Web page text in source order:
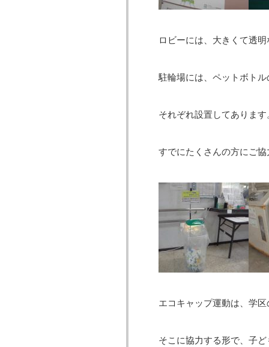
ロビーには、大きくて透
駐輪場には、ペットボト
それぞれ設置してあります
すでにたくさんの方にご
エコキャップ運動は、学
そこに協力する形で、子